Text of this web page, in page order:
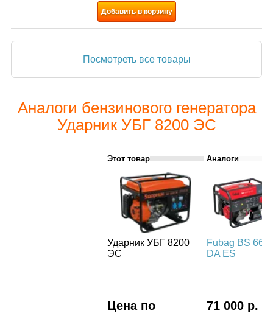
Добавить в корзину
Посмотреть все товары
Аналоги бензинового генератора
Ударник УБГ 8200 ЭС
Этот товар Аналоги
Ударник УБГ 8200
ЭС
Fubag BS
DA ES
Цена по
71 000 р.